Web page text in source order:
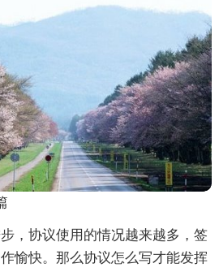
，协议使用的情况越来越多，签
愉快。那么协议怎么写才能发挥